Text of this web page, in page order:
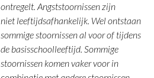
ontregelt. Angststoornissen zijn
niet leeftijdsafhankelijk. Wel ontstaan
sommige stoornissen al voor of tijdens
de basisschoolleeftijd. Sommige
stoornissen komen vaker voor in